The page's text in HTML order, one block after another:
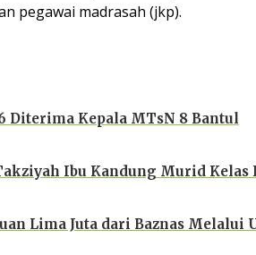
pegawai madrasah (jkp).
Diterima Kepala MTsN 8 Bantul
Ibu Kandung Murid
Lima Juta dari Baznas Melalui